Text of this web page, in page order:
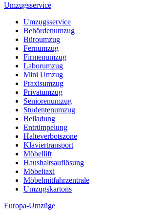
Umzugsservice
Umzugsservice
Behördenumzug
Büroumzug
Fernumzug
Firmenumzug
Laborumzug
Mini Umzug
Praxisumzug
Privatumzug
Seniorenumzug
Studentenumzug
Beiladung
Entrümpelung
Halteverbotszone
Klaviertransport
Möbellift
Haushaltsauflösung
Möbeltaxi
Möbelmitfahrzentrale
Umzugskartons
Europa-Umzüge